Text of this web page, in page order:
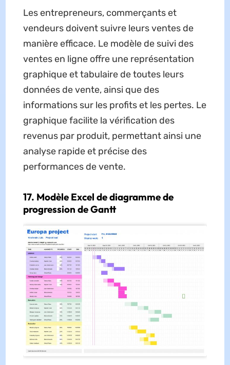
Les entrepreneurs, commerçants et
vendeurs doivent suivre leurs ventes de
manière efficace. Le modèle de suivi des
ventes en ligne offre une représentation
graphique et tabulaire de toutes leurs
données de vente, ainsi que des
informations sur les profits et les pertes. Le
graphique facilite la vérification des
revenus par produit, permettant ainsi une
analyse rapide et précise des
performances de vente.
17. Modèle Excel de diagramme de
progression de Gantt